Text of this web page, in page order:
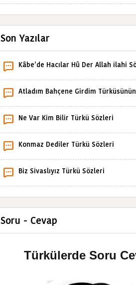
Son Yazılar
Kâbe’de Hacılar Hû Der Allah ilahi
Atladım Bahçene Girdim
Ne Var Kim Bilir Türkü Sözleri
Konmaz Dediler Türkü Sözleri
Biz Sivaslıyız Türkü Sözleri
Soru - Cevap
Türkülerde Soru